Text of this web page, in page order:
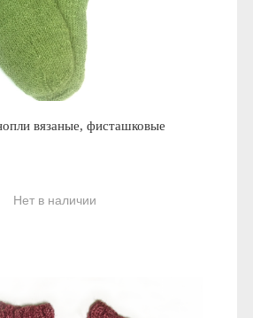
вязаные, фисташковые
Нет в наличии